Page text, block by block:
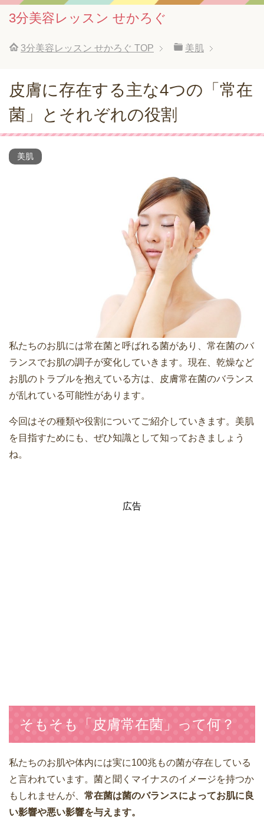
3分美容レッスン せかろぐ
3分美容レッスン せかろぐ TOP 美肌
皮膚に存在する主な4つの「常在
菌」とそれぞれの役割
美肌
私たちのお肌には常在菌と呼ばれる菌があり、常在菌のバ
ランスでお肌の調子が変化していきます。現在、乾燥など
お肌のトラブルを抱えている方は、皮膚常在菌のバランス
が乱れている可能性があります。
今回はその種類や役割についてご紹介していきます。美肌
を目指すためにも、ぜひ知識として知っておきましょう
ね。
広告
そもそも「皮膚常在菌」って何？
私たちのお肌や体内には実に100兆もの菌が存在している
と言われています。菌と聞くマイナスのイメージを持つか
もしれませんが、 常在菌は菌のバランスによってお肌に良
い影響や悪い影響を与えます。